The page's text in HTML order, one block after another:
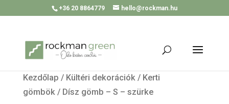
+36 20 8864779 hello@rockman.hu
Kezdőlap / Kültéri dekorációk/ Kerti
gömbök/ Dísz gömb – S – szürke